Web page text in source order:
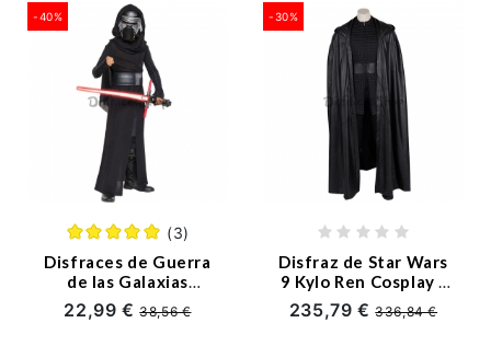
-40%
(3)
Disfraces de Guerra
de las Galaxias
Conjunto de Kylo Ren
para Niños
22,99 €38,56 €
-30%
Disfraz de Star Wars
9 Kylo Ren Cosplay -
Personalizado
235,79 €336,84 €